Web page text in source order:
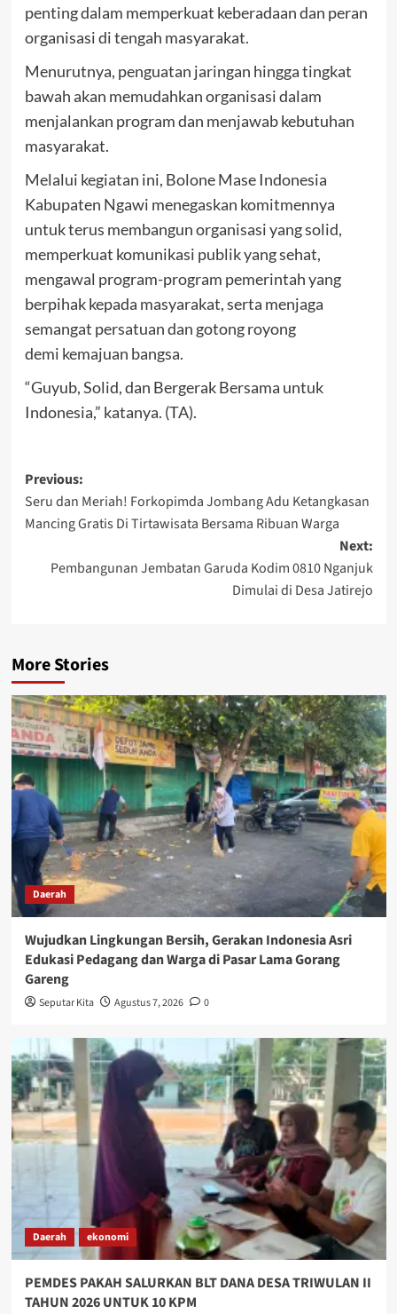
penting dalam memperkuat keberadaan dan peran
organisasi di tengah masyarakat.
Menurutnya, penguatan jaringan hingga tingkat
bawah akan memudahkan organisasi dalam
menjalankan program dan menjawab kebutuhan
masyarakat.
Melalui kegiatan ini, Bolone Mase Indonesia
Kabupaten Ngawi menegaskan komitmennya
untuk terus membangun organisasi yang solid,
memperkuat komunikasi publik yang sehat,
mengawal program-program pemerintah yang
berpihak kepada masyarakat, serta menjaga
semangat persatuan dan gotong royong
demi kemajuan bangsa.
“Guyub, Solid, dan Bergerak Bersama untuk
Indonesia,” katanya. (TA).
Post
navigation
Previous:
Seru dan Meriah! Forkopimda Jombang Adu Ketangkasan
Mancing Gratis Di Tirtawisata Bersama Ribuan Warga
Next:
Pembangunan Jembatan Garuda Kodim 0810 Nganjuk
Dimulai di Desa Jatirejo
More Stories
Daerah
Wujudkan Lingkungan Bersih, Gerakan Indonesia Asri
Edukasi Pedagang dan Warga di Pasar Lama Gorang
Gareng
Seputar Kita Agustus 7, 2026 0
Daerah ekonomi
PEMDES PAKAH SALURKAN BLT DANA DESA TRIWULAN II
TAHUN 2026 UNTUK 10 KPM